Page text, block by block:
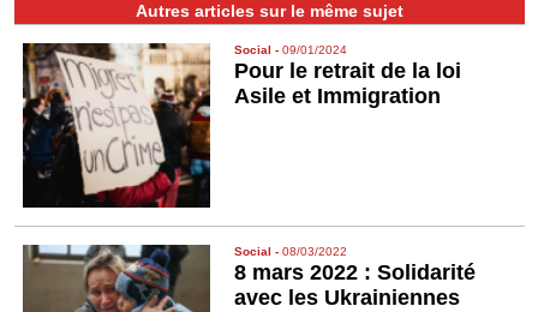
Autres articles sur le même sujet
Social -09/01/2024
Pour le retrait de la loi
Asile et Immigration
Social -08/03/2022
8 mars 2022 : Solidarité
avec les Ukrainiennes